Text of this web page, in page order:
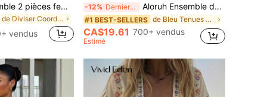
SHEIN BAE Ensemble 2 pièces femme printemps/été décontracté pour le trajet, t-shirt en tricot jaune pâle avec fronces sous la poitrine et pantalon long ample, convient pour le trajet décontracté, le port quotidien, le trajet au travail, les sorties décontractées, ensemble jaune, ensemble en tricot jaune, sorties quotidiennes, port à la maison, tenue de trajet ensemble 2 pièces jaune
de Diviser Coordonnées féminines
vendus
-12% Derniers 3 jours Aloruh Ensemble de tenue de détente décontracté pour femmes avec débardeur rayé et pantalon
#1 BEST-SELLERS de Bleu Tenues deux pièces pour femmes
CA$19.61 700+ vendus
Estimé